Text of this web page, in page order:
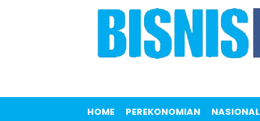
HOME PEREKONOMIAN NASIONAL